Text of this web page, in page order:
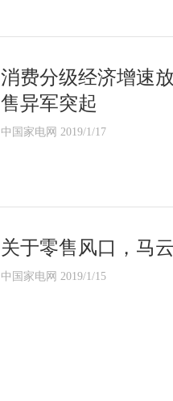
消费分级经济增速
售异军突起
中国家电网 2019/1/17
关于零售风口，马
中国家电网 2019/1/15